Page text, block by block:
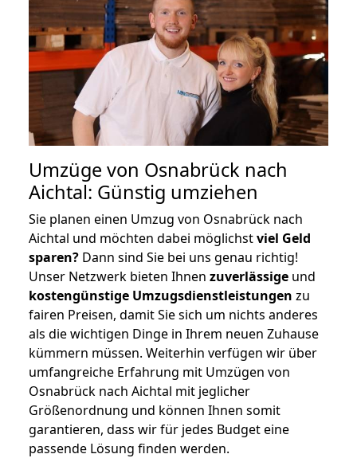
Umzüge von Osnabrück nach
Aichtal: Günstig umziehen
Sie planen einen Umzug von Osnabrück nach
Aichtal und möchten dabei möglichstviel Geld
sparen? Dann sind Sie bei uns genau richtig!
Unser Netzwerk bieten Ihnen zuverlässige und
kostengünstige Umzugsdienstleistungen zu
fairen Preisen, damit Sie sich um nichts anderes
als die wichtigen Dinge in Ihrem neuen Zuhause
kümmern müssen. Weiterhin verfügen wir über
umfangreiche Erfahrung mit Umzügen von
Osnabrück nach Aichtal mit jeglicher
Größenordnung und können Ihnen somit
garantieren, dass wir für jedes Budget eine
passende Lösung finden werden.